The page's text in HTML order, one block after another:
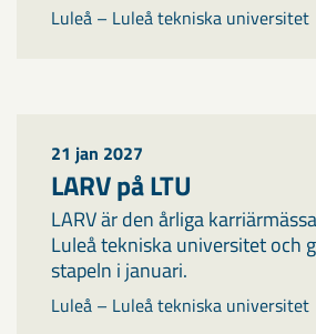
Luleå – Luleå tekniska universitet
21 jan 2027
LARV på LTU
LARV är den årliga
Luleå tekniska universitet och
stapeln i januari.
Luleå – Luleå tekniska universitet